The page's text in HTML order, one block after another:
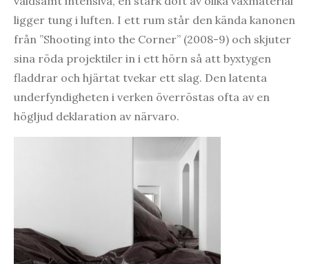
ligger tung i luften. I ett rum står den kända kanonen
från ”Shooting into the Corner” (2008-9) och skjuter
sina röda projektiler in i ett hörn så att byxtygen
fladdrar och hjärtat tvekar ett slag. Den latenta
underfyndigheten i verken överröstas ofta av en
högljud deklaration av närvaro.